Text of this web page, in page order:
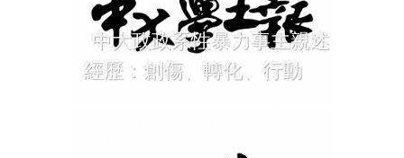
中大政政系性暴力事主親述
經歷：創傷、轉化、行動